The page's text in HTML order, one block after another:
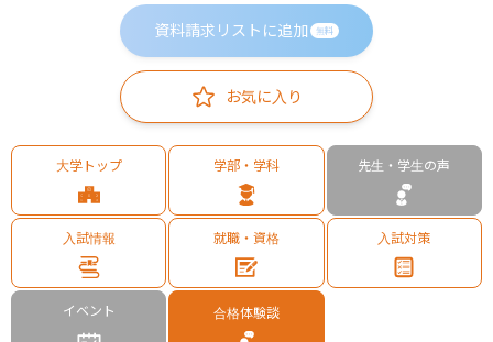
資料請求リストに追加 無料
お気に入り
大学トップ 学部・学科 先生・学生の声
入試情報 就職・資格 入試対策
イベント 合格体験談